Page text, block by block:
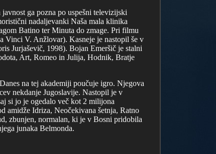
ga pozna po uspešni televizijski
nadaljevanki Naša mala klinika
Batino ter Minuta do zmage. Pri filmu
Vinci V. Anžlovar). Kasneje je nastopil še v
Jurjaševič, 1998). Bojan Emeršič je stalni
Art, Romeo in Julija, Hodnik, Bratje
na tej akademiji poučuje igro. Njegova
nekdanje Jugoslavije. Nastopil je v
si jo je ogedalo več kot 2 milijona
amidže Idriza, Neočekivana šetnja, Ratno
zbunjen, normalan, ki je v Bosni pridobila
junaka Belmonda.